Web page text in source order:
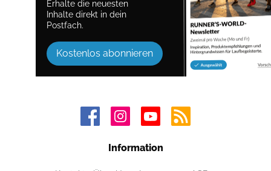
Erhalte die neuesten
Inhalte direkt in dein
Postfach.
Kostenlos abonnieren
Information